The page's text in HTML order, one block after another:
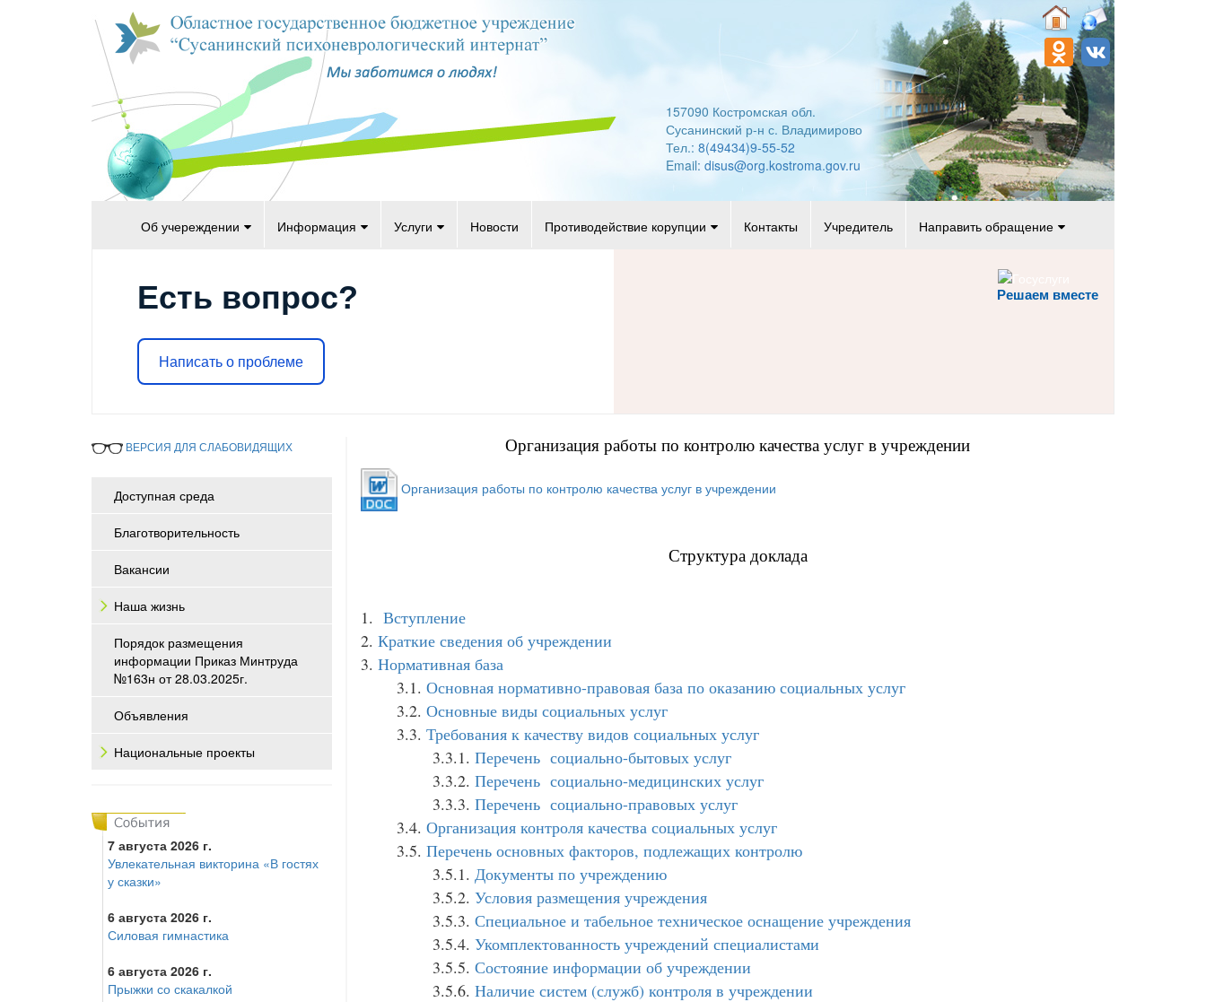
157090 Костромская обл.
Сусанинский р-н с. Владимирово
Тел.: 8(49434)9-55-52
Email: disus@org.kostroma.gov.ru
Об учереждении Информация Услуги Новости Противодействие корупции Контакты Учредитель Направить обращение
Решаем вместе
Есть вопрос?
Написать о проблеме
ВЕРСИЯ ДЛЯ СЛАБОВИДЯЩИХ
Доступная среда
Благотворительность
Вакансии
Наша жизнь
Порядок размещения
информации Приказ Минтруда
№163н от 28.03.2025г.
Объявления
Национальные проекты
7 августа 2026 г.
Увлекательная викторина «В гостях
у сказки»
6 августа 2026 г.
Силовая гимнастика
6 августа 2026 г.
Прыжки со скакалкой
Организация работы по контролю качества услуг в учреждении
Организация работы по контролю качества услуг в учреждении
Структура доклада
1. Вступление
2. Краткие сведения об учреждении
3. Нормативная база
3.1. Основная нормативно-правовая база по оказанию социальных услуг
3.2. Основные виды социальных услуг
3.3. Требования к качеству видов социальных услуг
3.3.1. Перечень социально-бытовых услуг
3.3.2. Перечень социально-медицинских услуг
3.3.3. Перечень социально-правовых услуг
3.4. Организация контроля качества социальных услуг
3.5. Перечень основных факторов, подлежащих контролю
3.5.1. Документы по учреждению
3.5.2. Условия размещения учреждения
3.5.3. Специальное и табельное техническое оснащение учреждения
3.5.4. Укомплектованность учреждений специалистами
3.5.5. Состояние информации об учреждении
3.5.6. Наличие систем (служб) контроля в учреждении